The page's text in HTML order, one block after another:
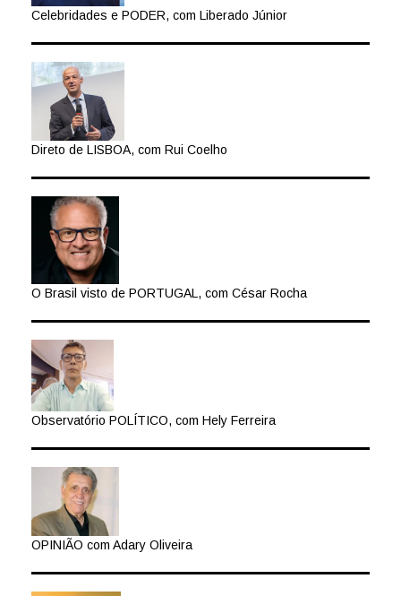
Celebridades e PODER, com Liberado Júnior
Direto de LISBOA, com Rui Coelho
O Brasil visto de PORTUGAL, com César Rocha
Observatório POLÍTICO, com Hely Ferreira
OPINIÃO com Adary Oliveira